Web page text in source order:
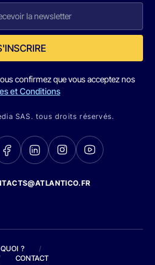
confirmez que vous acceptez nos
et Conditions
SAS. tous droits réservés.
?
/
CONTACT